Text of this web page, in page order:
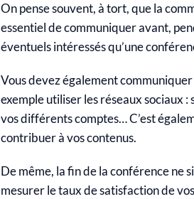
On pense souvent, à tort, que la
essentiel de communiquer avant,
éventuels intéressés qu’une
Vous devez également
exemple utiliser les réseaux sociaux
vos différents comptes… C’est
contribuer à vos contenus.
De même, la fin de la conférence ne
mesurer le taux de satisfaction de